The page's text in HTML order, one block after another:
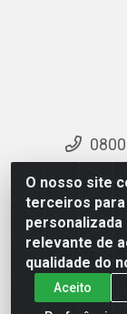
O nosso site
terceiros
relevante de
qualidade do
Aceito
Ipiranga
101 - Ponte